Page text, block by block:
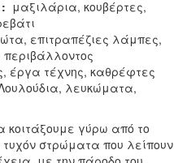
: μαξιλάρια, κουβέρτες,
επιτραπέζιες λάμπες,
περιβάλλοντος
έργα τέχνης, καθρέφτες
λευκώματα,
κοιτάξουμε γύρω από το
στρώματα που λείπουν